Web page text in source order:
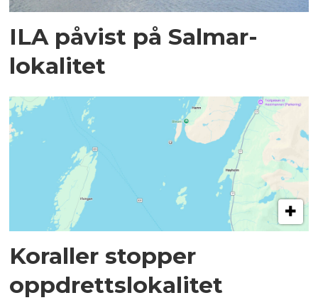
ILA påvist på Salmar-
lokalitet
Koraller stopper
oppdrettslokalitet